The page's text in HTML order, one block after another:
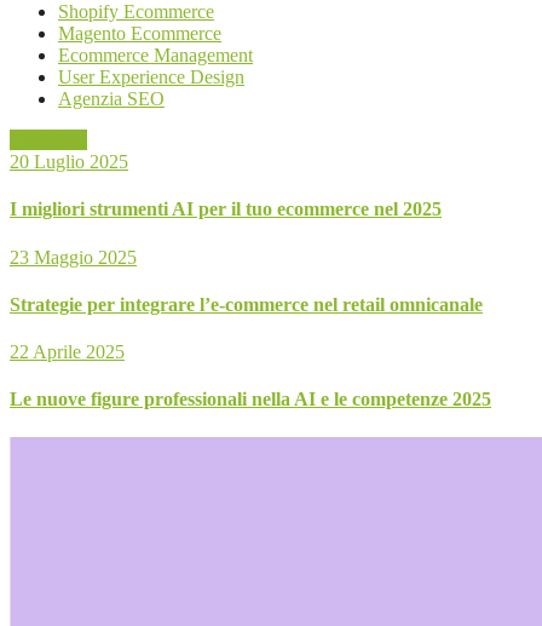
Shopify Ecommerce
Magento Ecommerce
Ecommerce Management
User Experience Design
Agenzia SEO
20 Luglio 2025
I migliori strumenti AI per il tuo ecommerce nel 2025
23 Maggio 2025
Strategie per integrare l’e-commerce nel retail omnicanale
22 Aprile 2025
Le nuove figure professionali nella AI e le competenze 2025